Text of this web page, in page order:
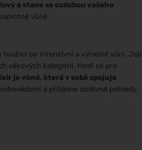
a stane se ozdobou vašeho
vůně.
toužící po intenzivní a výrazné vůni. Její
věkových kategorií. Hodí se pro
je vůně, která v sobě spojuje
a přitáhne obdivné pohledy,